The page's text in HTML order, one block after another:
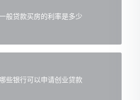
般贷款买房的利率是多少
哪些银行可以申请创业贷款